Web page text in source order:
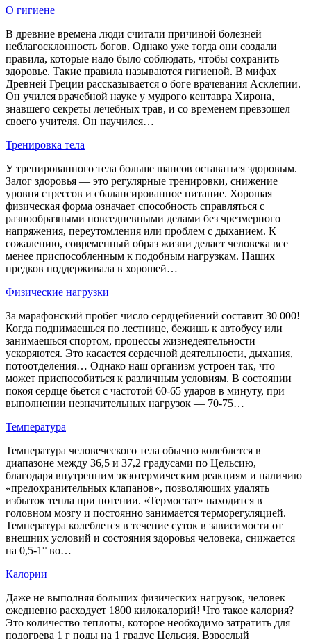
О гигиене
В древние времена люди считали причиной болезней
неблагосклонность богов. Однако уже тогда они создали
правила, которые надо было соблюдать, чтобы сохранить
здоровье. Такие правила называются гигиеной. В мифах
Древней Греции рассказывается о боге врачевания Асклепии.
Он учился врачебной науке у мудрого кентавра Хирона,
знавшего секреты лечебных трав, и со временем превзошел
своего учителя. Он научился…
Тренировка тела
У тренированного тела больше шансов оставаться здоровым.
Залог здоровья — это регулярные тренировки, снижение
уровня стрессов и сбалансированное питание. Хорошая
физическая форма означает способность справляться с
разнообразными повседневными делами без чрезмерного
напряжения, переутомления или проблем с дыханием. К
сожалению, современный образ жизни делает человека все
менее приспособленным к подобным нагрузкам. Наших
предков поддерживала в хорошей…
Физические нагрузки
За марафонский пробег число сердцебиений составит 30 000!
Когда поднимаешься по лестнице, бежишь к автобусу или
занимаешься спортом, процессы жизнедеятельности
ускоряются. Это касается сердечной деятельности, дыхания,
потоотделения… Однако наш организм устроен так, что
может приспособиться к различным условиям. В состоянии
покоя сердце бьется с частотой 60-65 ударов в минуту, при
выполнении незначительных нагрузок — 70-75…
Температура
Температура человеческого тела обычно колеблется в
диапазоне между 36,5 и 37,2 градусами по Цельсию,
благодаря внутренним экзотермическим реакциям и наличию
«предохранительных клапанов», позволяющих удалять
избыток тепла при потении. «Термостат» находится в
головном мозгу и постоянно занимается терморегуляцией.
Температура колеблется в течение суток в зависимости от
внешних условий и состояния здоровья человека, снижается
на 0,5-1° во…
Калории
Даже не выполняя больших физических нагрузок, человек
ежедневно расходует 1800 килокалорий! Что такое калория?
Это количество теплоты, которое необходимо затратить для
подогрева 1 г поды на 1 градус Цельсия. Взрослый